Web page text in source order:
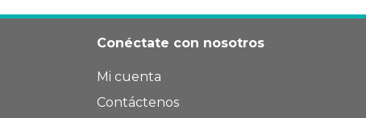
Conéctate con nosotros
Mi cuenta
Contáctenos